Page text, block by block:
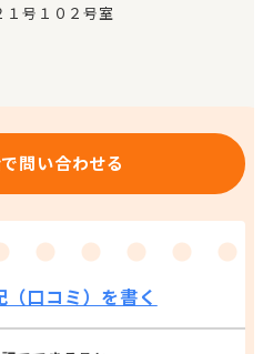
１号１０２号室
問い合わせる
（口コミ）を書く